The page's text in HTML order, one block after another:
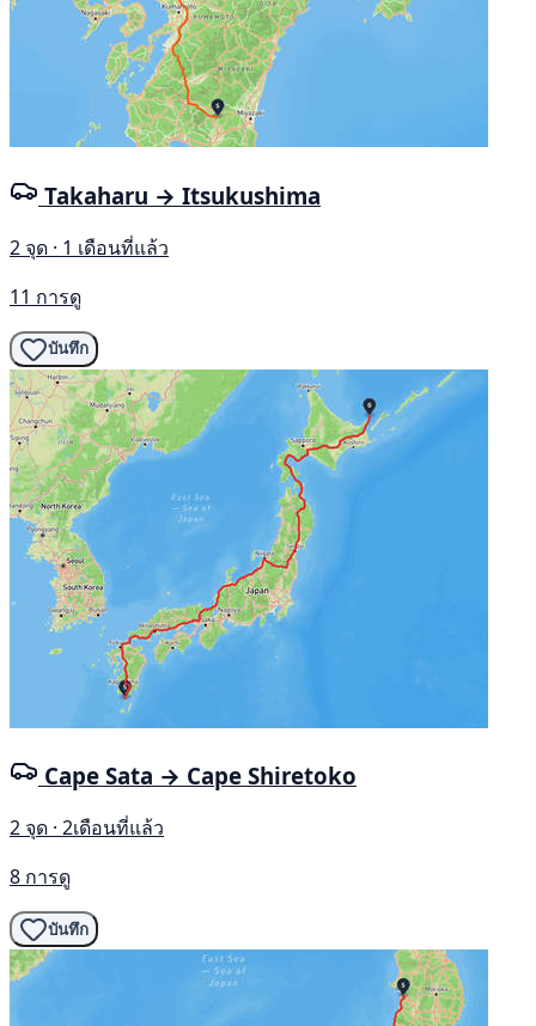
Takaharu → Itsukushima
2 จุด · 1 เดือนที่แล้ว
11 การดู
บันทึก
Cape Sata → Cape Shiretoko
2 จุด · 2เดือนที่แล้ว
8 การดู
บันทึก